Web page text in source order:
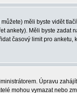
měli byste vidět
ankety). Měli byste zadat
časový limit pro anketu,
Úpravu
mohou vymazat nebo